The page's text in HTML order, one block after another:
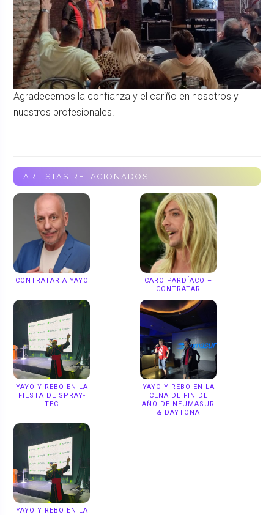
Agradecemos la confianza y el cariño en nosotros y
nuestros profesionales.
ARTISTAS RELACIONADOS
CONTRATAR A YAYO
CARO PARDÍACO –
CONTRATAR
YAYO Y REBO EN LA
FIESTA DE SPRAY-
TEC
YAYO Y REBO EN LA
CENA DE FIN DE
AÑO DE NEUMASUR
& DAYTONA
YAYO Y REBO EN LA